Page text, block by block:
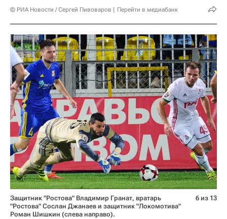
© РИА Новости / Сергей Пивоваров Перейти в медиабанк
Защитник "Ростова" Владимир Гранат, вратарь
"Ростова" Сослан Джанаев и защитник "Локомотива"
Роман Шишкин (слева направо).
6 из 13